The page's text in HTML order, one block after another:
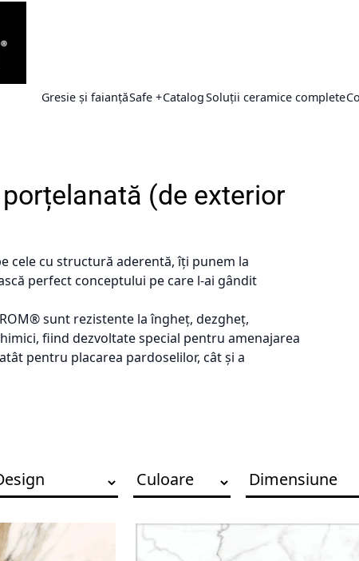
Gresie și faianțăSafe +CatalogSoluții ceramice complete
(de exterior
cele cu structură aderentă, îți punem la
perfect conceptului pe care l-ai gândit
sunt rezistente la îngheț, dezgheț,
fiind dezvoltate special pentru amenajarea
pentru placarea pardoselilor, cât și a